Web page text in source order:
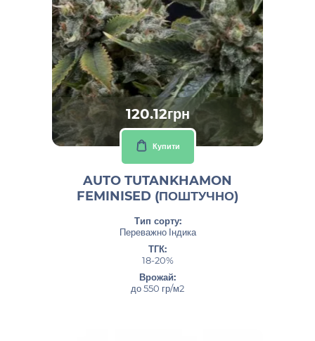
120.12грн
Купити
AUTO TUTANKHAMON
FEMINISED (ПОШТУЧНО)
Тип сорту:
Переважно Індика
ТГК:
18-20%
Врожай:
до 550 гр/м2